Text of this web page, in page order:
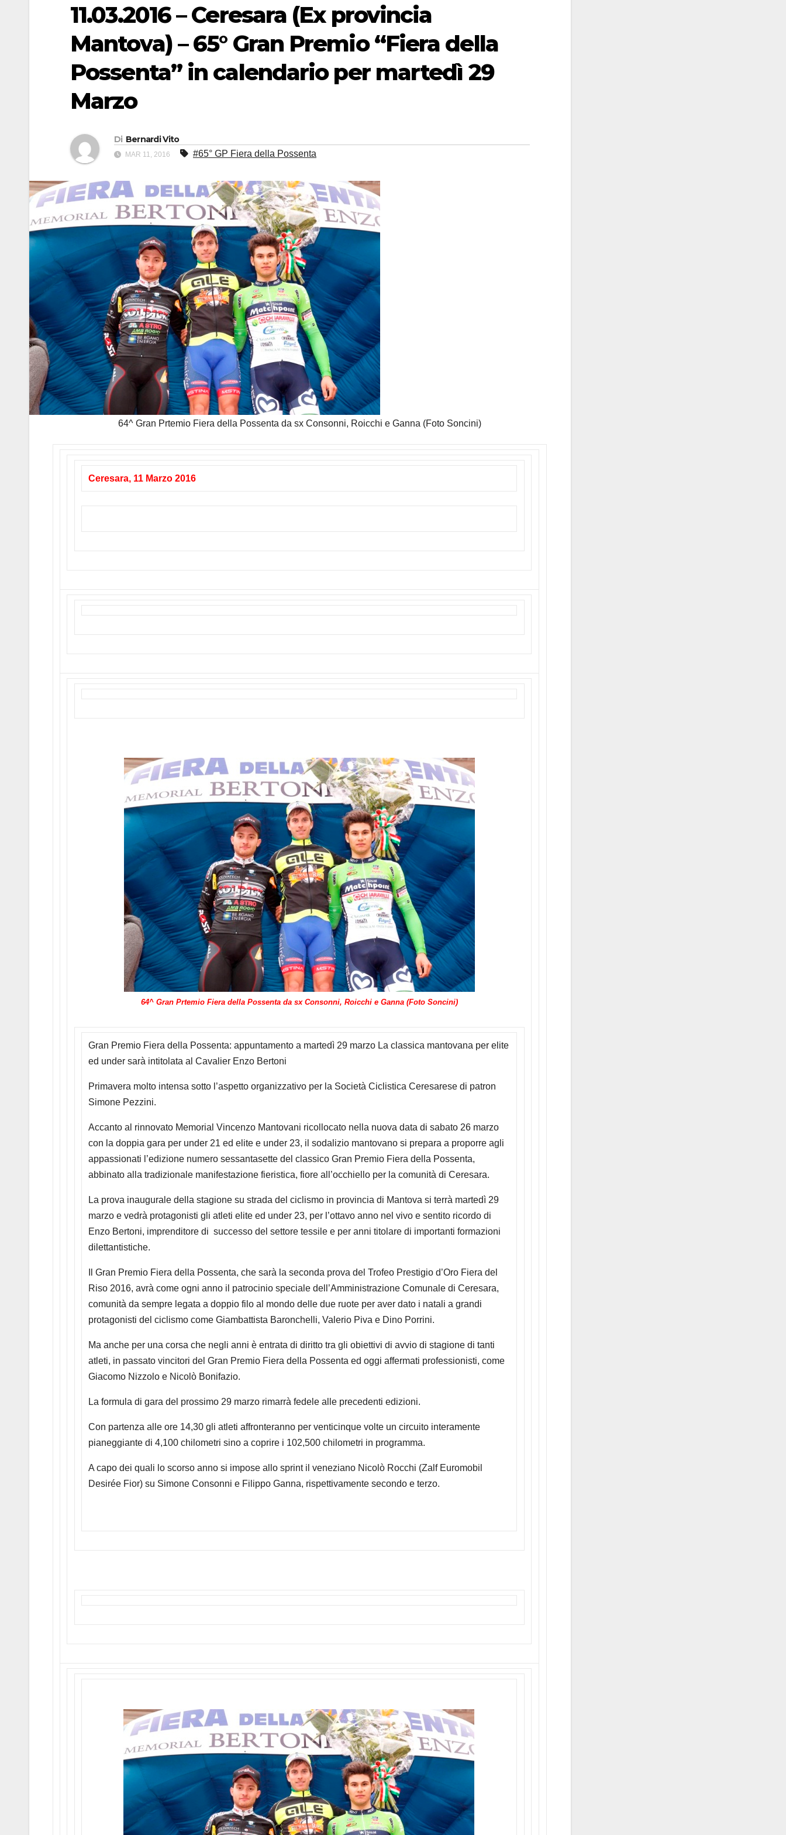
11.03.2016 – Ceresara (Ex provincia
Mantova) – 65° Gran Premio “Fiera della
Possenta” in calendario per martedì 29
Marzo
Di Bernardi Vito
MAR 11, 2016 #65° GP Fiera della Possenta
64^ Gran Prtemio Fiera della Possenta da sx Consonni, Roicchi e Ganna (Foto Soncini)
Ceresara, 11 Marzo 2016
64^ Gran Prtemio Fiera della Possenta da sx Consonni, Roicchi e Ganna (Foto Soncini)
Gran Premio Fiera della Possenta: appuntamento a martedì 29 marzo La classica mantovana per elite
ed under sarà intitolata al Cavalier Enzo Bertoni
Primavera molto intensa sotto l’aspetto organizzativo per la Società Ciclistica Ceresarese di patron
Simone Pezzini.
Accanto al rinnovato Memorial Vincenzo Mantovani ricollocato nella nuova data di sabato 26 marzo
con la doppia gara per under 21 ed elite e under 23, il sodalizio mantovano si prepara a proporre agli
appassionati l’edizione numero sessantasette del classico Gran Premio Fiera della Possenta,
abbinato alla tradizionale manifestazione fieristica, fiore all’occhiello per la comunità di Ceresara.
La prova inaugurale della stagione su strada del ciclismo in provincia di Mantova si terrà martedì 29
marzo e vedrà protagonisti gli atleti elite ed under 23, per l’ottavo anno nel vivo e sentito ricordo di
Enzo Bertoni, imprenditore di successo del settore tessile e per anni titolare di importanti formazioni
dilettantistiche.
Il Gran Premio Fiera della Possenta, che sarà la seconda prova del Trofeo Prestigio d’Oro Fiera del
Riso 2016, avrà come ogni anno il patrocinio speciale dell’Amministrazione Comunale di Ceresara,
comunità da sempre legata a doppio filo al mondo delle due ruote per aver dato i natali a grandi
protagonisti del ciclismo come Giambattista Baronchelli, Valerio Piva e Dino Porrini.
Ma anche per una corsa che negli anni è entrata di diritto tra gli obiettivi di avvio di stagione di tanti
atleti, in passato vincitori del Gran Premio Fiera della Possenta ed oggi affermati professionisti, come
Giacomo Nizzolo e Nicolò Bonifazio.
La formula di gara del prossimo 29 marzo rimarrà fedele alle precedenti edizioni.
Con partenza alle ore 14,30 gli atleti affronteranno per venticinque volte un circuito interamente
pianeggiante di 4,100 chilometri sino a coprire i 102,500 chilometri in programma.
A capo dei quali lo scorso anno si impose allo sprint il veneziano Nicolò Rocchi (Zalf Euromobil
Desirée Fior) su Simone Consonni e Filippo Ganna, rispettivamente secondo e terzo.